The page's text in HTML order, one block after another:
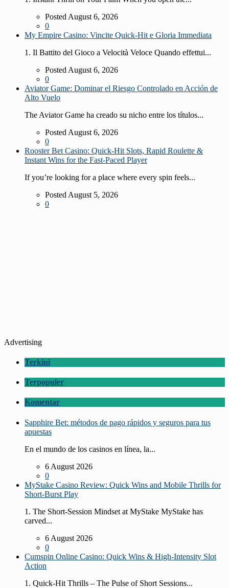
Posted August 6, 2026
0
My Empire Casino: Vincite Quick‑Hit e Gloria Immediata
1. Il Battito del Gioco a Velocità Veloce Quando effettui...
Posted August 6, 2026
0
Aviator Game: Dominar el Riesgo Controlado en Acción de
Alto Vuelo
The Aviator Game ha creado su nicho entre los títulos...
Posted August 6, 2026
0
Rooster Bet Casino: Quick‑Hit Slots, Rapid Roulette &
Instant Wins for the Fast‑Paced Player
If you’re looking for a place where every spin feels...
Posted August 5, 2026
0
Advertising
Terkini
Terpopuler
Komentar
Sapphire Bet: métodos de pago rápidos y seguros para tus
apuestas
En el mundo de los casinos en línea, la...
6 August 2026
0
MyStake Casino Review: Quick Wins and Mobile Thrills for
Short‑Burst Play
1. The Short‑Session Mindset at MyStake MyStake has
carved...
6 August 2026
0
Cumspin Online Casino: Quick Wins & High‑Intensity Slot
Action
1. Quick‑Hit Thrills – The Pulse of Short Sessions...